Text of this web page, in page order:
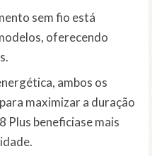
sem fio está
oferecendo
ambos os
maximizar a duração
Plus beneficiase mais